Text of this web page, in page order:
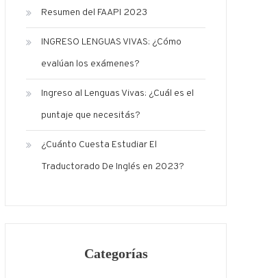
Resumen del FAAPI 2023
INGRESO LENGUAS VIVAS: ¿Cómo
evalúan los exámenes?
Ingreso al Lenguas Vivas: ¿Cuál es el
puntaje que necesitás?
¿Cuánto Cuesta Estudiar El
Traductorado De Inglés en 2023?
Categorías